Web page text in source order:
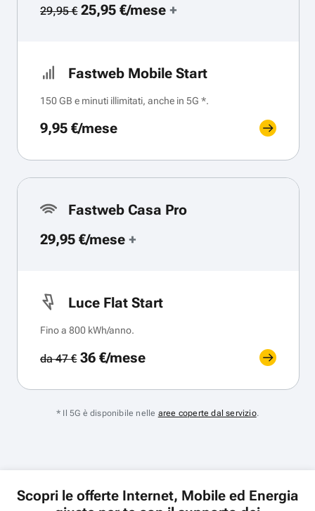
29,95 €25,95 €/mese+
Fastweb Mobile Start
150 GB e minuti illimitati, anche in 5G *.
9,95 €/mese
Fastweb Casa Pro
29,95 €/mese +
Luce Flat Start
Fino a 800 kWh/anno.
da 47 €36 €/mese
* Il 5G è disponibile nelle aree coperte dal servizio.
Scopri le offerte Internet, Mobile ed Energia